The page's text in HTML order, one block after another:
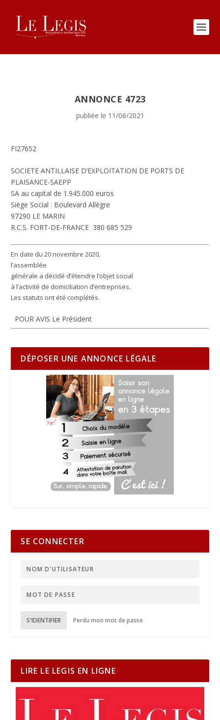
ANNONCE 4723
publiée le 11/06/2021
FI27652
SOCIETE ANTILLAISE D’EXPLOITATION DE PORTS DE
PLAISANCE-SAEPP
SA au capital de 1.945.000 euros
Siège Social : Boulevard Allègre
97290 LE MARIN
R.C.S. FORT-DE-FRANCE 380 685 529
En date du 20 novembre 2020,
l’assemblée
générale a décidé d’étendre l’objet social
à l’activité de domiciliation d’entreprises.
Les statuts ont été complétés.
POUR AVIS Le Président
DÉPOSER UNE ANNONCE LÉGALE
SE CONNECTER
S'IDENTIFIER Perdu mon mot de passe
LIRE LE LEGIS EN LIGNE